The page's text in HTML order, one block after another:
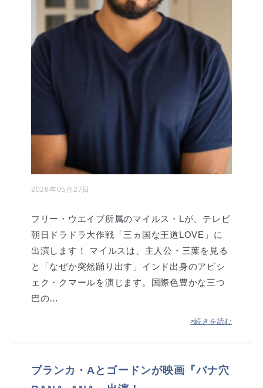
2026年05月27日
フリー・ウエイブ所属のマイルス・Lが、テレビ
朝日ドラドラ大作戦「三ヵ国な王道LOVE」に
出演します！ マイルスは、主人公・三葉を見る
と「なぜか突然踊り出す」インド出身のアビシ
ェク・クマールを演じます。国際色豊かな三つ
巴の…
>続きを読む
ブランカ・Aとゴードンが映画『バナ穴